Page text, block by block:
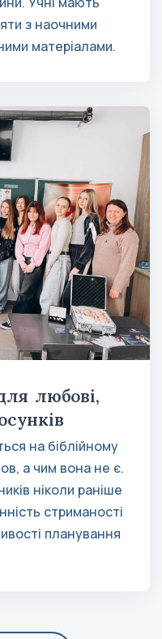
з наочними
матеріалами.
любові,
на біблійному
а чим вона не є.
ніколи раніше
стриманості
планування